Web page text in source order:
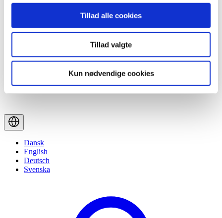
Tillad alle cookies
Tillad valgte
Kun nødvendige cookies
Dansk
English
Deutsch
Svenska